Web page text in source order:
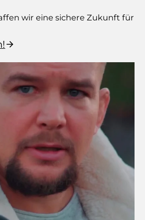
wir eine sichere Zukunft für